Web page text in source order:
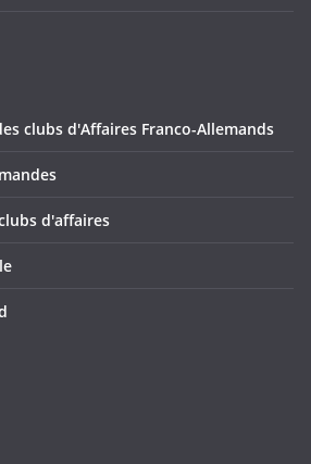
clubs d'Affaires Franco-Allemands
d'affaires